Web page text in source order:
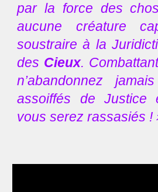
par la force des
aucune créature
soustraire à la
des Cieux.
n’abandonnez
assoiffés de Justice
vous serez rassasiés !